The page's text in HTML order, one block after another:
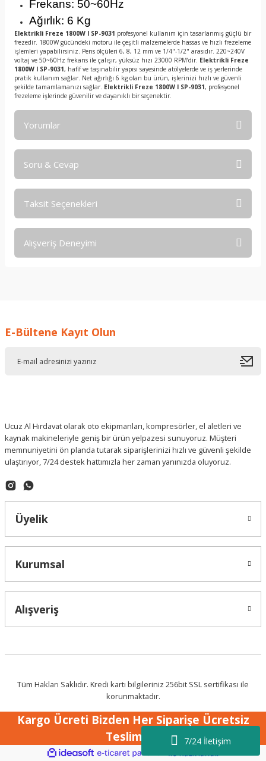
7/24 İletişim
Frekans: 50~60Hz
Ağırlık: 6 Kg
Elektrikli Freze 1800W I SP-9031 profesyonel kullanım için tasarlanmış güçlü bir
frezedir. 1800W gücündeki motoru ile çeşitli malzemelerde hassas ve hızlı frezeleme
işlemleri yapabilirsiniz. Pens ölçüleri 6, 8, 12 mm ve 1/4"-1/2" arasıdır. 220~240V
voltaj ve 50~60Hz frekans ile çalışır, yüksüz hızı 23000 RPM’dir. Elektrikli Freze
1800W I SP-9031, hafif ve taşınabilir yapısı sayesinde atölyelerde ve iş yerlerinde
pratik kullanım sağlar. Net ağırlığı 6 kg olan bu ürün, işlerinizi hızlı ve güvenli
şekilde tamamlamanızı sağlar. Elektrikli Freze 1800W I SP-9031, profesyonel
frezeleme işlerinde güvenilir ve dayanıklı bir seçenektir.
Yorumlar
Soru & Cevap
Ürün hakkında henüz soru sorulmamış.
Taksit Seçenekleri
Alışveriş Deneyimi
Deneyimini Paylaş
E-Bültene Kayıt Olun
Ucuz Al Hırdavat olarak oto ekipmanları, kompresörler, el aletleri ve
kaynak makineleriyle geniş bir ürün yelpazesi sunuyoruz. Müşteri
memnuniyetini ön planda tutarak siparişlerinizi hızlı ve güvenli şekilde
ulaştırıyor, 7/24 destek hattımızla her zaman yanınızda oluyoruz.
Üyelik
Kurumsal
Alışveriş
Tüm Hakları Saklıdır. Kredi kartı bilgileriniz 256bit SSL sertifikası ile
korunmaktadır.
Kargo Ücreti Bizden Her Siparişe Ücretsiz
Teslimat !
ideasoft